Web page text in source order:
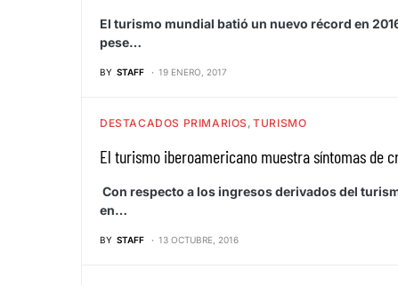
El turismo mundial batió un nuevo récord en
pese…
BY STAFF 19 ENERO, 2017
DESTACADOS PRIMARIOS TURISMO
El turismo iberoamericano muestra síntomas de
Con respecto a los ingresos derivados del
en…
BY STAFF 13 OCTUBRE, 2016